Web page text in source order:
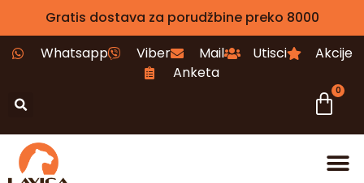
Gratis dostava za porudžbine preko 8000
Whatsapp
Viber Mail Utisci
Akcije
Anketa
0